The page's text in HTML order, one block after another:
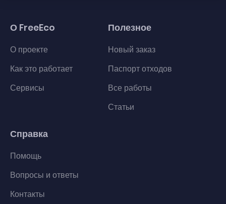
О FreeEco
О проекте
Как это работает
Сервисы
Полезное
Новый заказ
Паспорт отходов
Все работы
Статьи
Справка
Помощь
Вопросы и ответы
Контакты